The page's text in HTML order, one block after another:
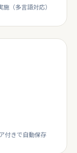
（多言語対応）
付きで自動保存